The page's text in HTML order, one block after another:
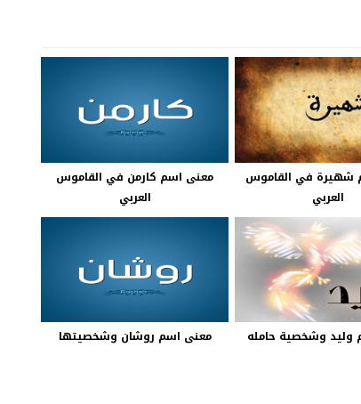
شهيرة في القاموس
العربي
معنى اسم كارمن في القاموس
العربي
وليد وشخصية حامله معنى اسم روشان وشخصيتها